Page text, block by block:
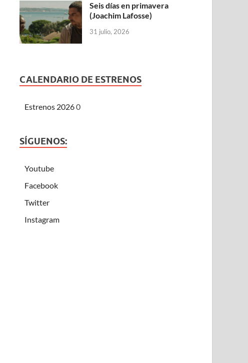
Seis días en primavera
(Joachim Lafosse)
31 julio, 2026
CALENDARIO DE ESTRENOS
Estrenos 20260
SÍGUENOS:
Youtube
Facebook
Twitter
Instagram